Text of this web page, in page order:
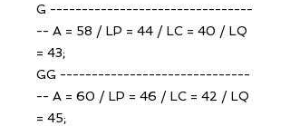
G --------------------------------
-- A = 58 / LP = 44 / LC = 40 / LQ
= 43;
GG ------------------------------
-- A = 60 / LP = 46 / LC = 42 / LQ
= 45;